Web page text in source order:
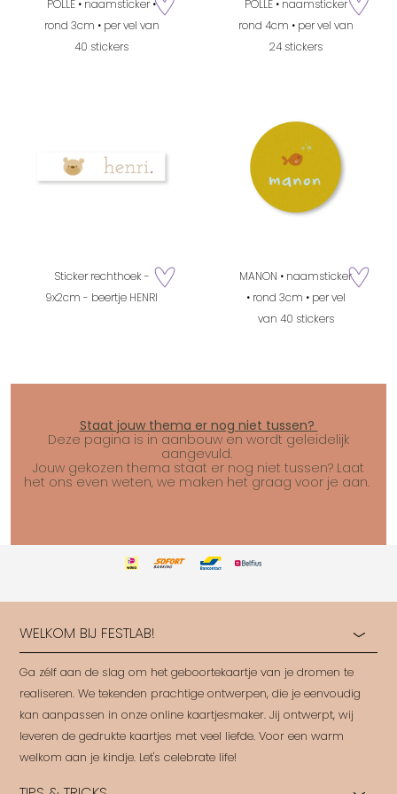
POLLE • naamsticker •
rond 3cm • per vel van
40 stickers
zet op verlanglijstje
POLLE • naamsticker
rond 4cm • per vel van
24 stickers
zet op
Sticker rechthoek -
9x2cm - beertje HENRIzet op verlanglijstje
MANON • naamsticker
• rond 3cm • per vel
van 40 stickers
zet op
Staat jouw thema er nog niet tussen?
Deze pagina is in aanbouw en wordt geleidelijk
aangevuld.
Jouw gekozen thema staat er nog niet tussen? Laat
het ons even weten, we maken het graag voor je aan.
WELKOM BIJ FESTLAB!
Ga zélf aan de slag om het geboortekaartje van je dromen te
realiseren. We tekenden prachtige ontwerpen, die je eenvoudig
kan aanpassen in onze online kaartjesmaker. Jij ontwerpt, wij
leveren de gedrukte kaartjes met veel liefde. Voor een warm
welkom aan je kindje. Let's celebrate life!